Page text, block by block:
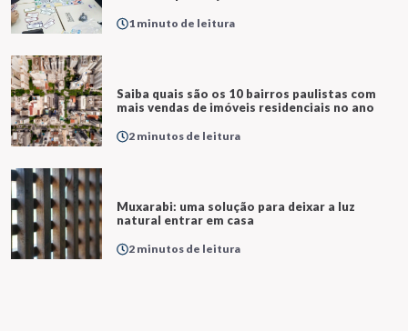
1 minuto de leitura
Saiba quais são os 10 bairros paulistas com
mais vendas de imóveis residenciais no ano
2 minutos de leitura
Muxarabi: uma solução para deixar a luz
natural entrar em casa
2 minutos de leitura